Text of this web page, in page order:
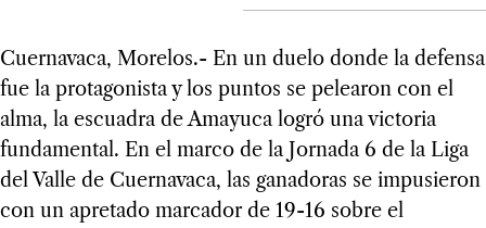
Cuernavaca, Morelos.- En un duelo donde la defensa
fue la protagonista y los puntos se pelearon con el
alma, la escuadra de Amayuca logró una victoria
fundamental. En el marco de la Jornada 6 de la Liga
del Valle de Cuernavaca, las ganadoras se impusieron
con un apretado marcador de 19-16 sobre el